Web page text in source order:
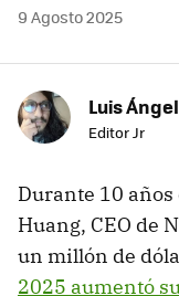
9 Agosto 2025
Luis
Editor Jr
Durante 10 años
Huang, CEO de
un millón de
2025 aumentó